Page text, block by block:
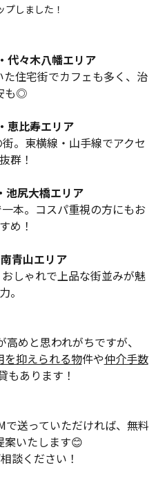
プしました！
代々木八幡エリア
住宅街でカフェも多く、治
も◎
恵比寿エリア
。東横線・山手線でアクセ
群！
尻大橋エリア
本。コスパ重視の方にもお
め！
青山エリア
しゃれで上品な街並みが魅
力。
めと思われがちですが、
を抑えられる物件や仲介手数
もあります！
で送っていただければ、無料
案いたします😊
談ください！